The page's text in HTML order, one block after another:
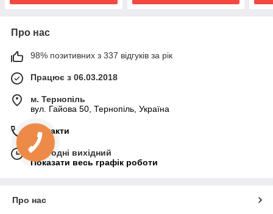
Про нас
98% позитивних з 337 відгуків за рік
Працює з 06.03.2018
м. Тернопіль
вул. Гайова 50, Тернопіль, Україна
Контакти
Сьогодні вихідний
Показати весь графік роботи
Про нас